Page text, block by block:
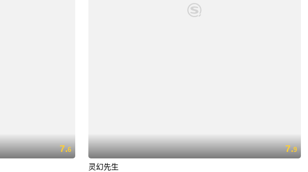
7.6 7.9
灵幻先生